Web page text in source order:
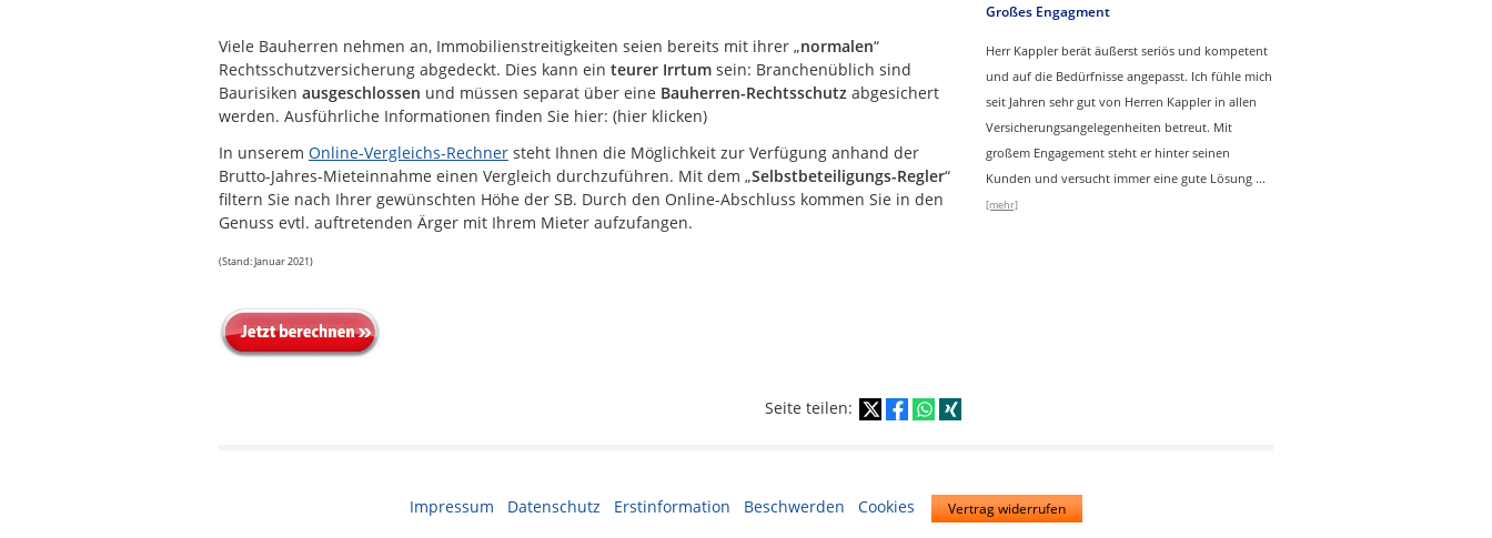
Großes Engagment
Herr Kappler berät äußerst seriös und kompetent
und auf die Bedürfnisse angepasst. Ich fühle mich
seit Jahren sehr gut von Herren Kappler in allen
Versicherungsangelegenheiten betreut. Mit
großem Engagement steht er hinter seinen
Kunden und versucht immer eine gute Lösung ...
[mehr]
Viele Bauherren nehmen an, Immobilienstreitigkeiten seien bereits mit ihrer „normalen“
Rechtsschutzversicherung abgedeckt. Dies kann ein teurer Irrtum sein: Branchenüblich sind
Baurisiken ausgeschlossen und müssen separat über eine Bauherren-Rechtsschutz abgesichert
werden. Ausführliche Informationen finden Sie hier: (hier klicken)
In unserem Online-Vergleichs-Rechner steht Ihnen die Möglichkeit zur Verfügung anhand der
Brutto-Jahres-Mieteinnahme einen Vergleich durchzuführen. Mit dem „Selbstbeteiligungs-Regler“
filtern Sie nach Ihrer gewünschten Höhe der SB. Durch den Online-Abschluss kommen Sie in den
Genuss evtl. auftretenden Ärger mit Ihrem Mieter aufzufangen.
(Stand: Januar 2021)
Seite teilen:
Impressum Datenschutz Erstinformation Beschwerden Cookies Vertrag widerrufen